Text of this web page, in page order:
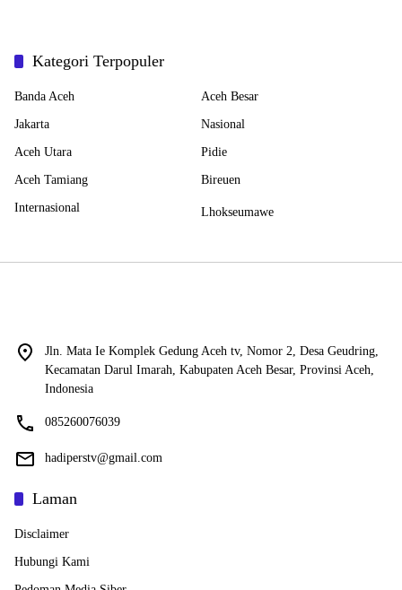
Kategori Terpopuler
Banda Aceh Aceh Besar
Jakarta Nasional
Aceh Utara Pidie
Aceh Tamiang Bireuen
Internasional Lhokseumawe
Jln. Mata Ie Komplek Gedung Aceh tv, Nomor 2, Desa Geudring,
Kecamatan Darul Imarah, Kabupaten Aceh Besar, Provinsi Aceh,
Indonesia
085260076039
hadiperstv@gmail.com
Laman
Disclaimer
Hubungi Kami